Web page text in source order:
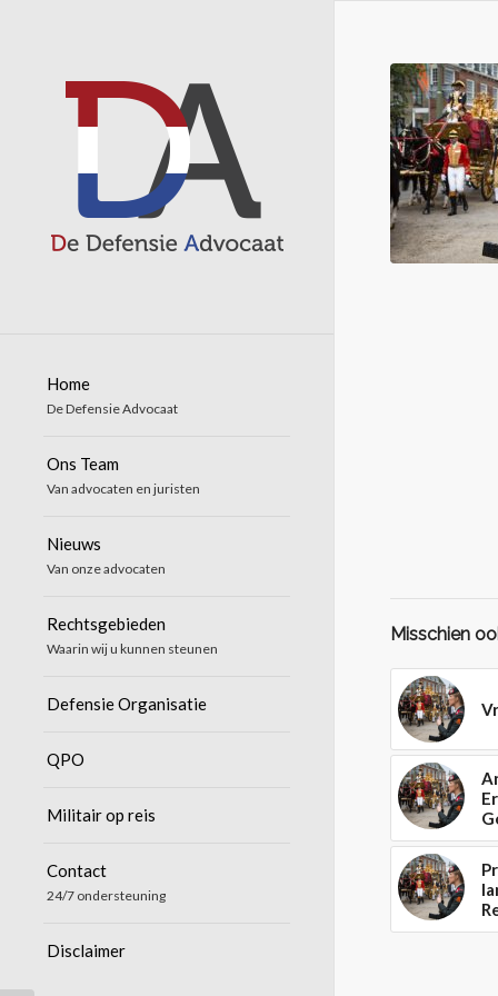
Home
De Defensie Advocaat
Ons Team
Van advocaten en juristen
Nieuws
Van onze advocaten
Rechtsgebieden
Waarin wij u kunnen steunen
Defensie Organisatie
QPO
Militair op reis
Contact
24/7 ondersteuning
Disclaimer
Misschien